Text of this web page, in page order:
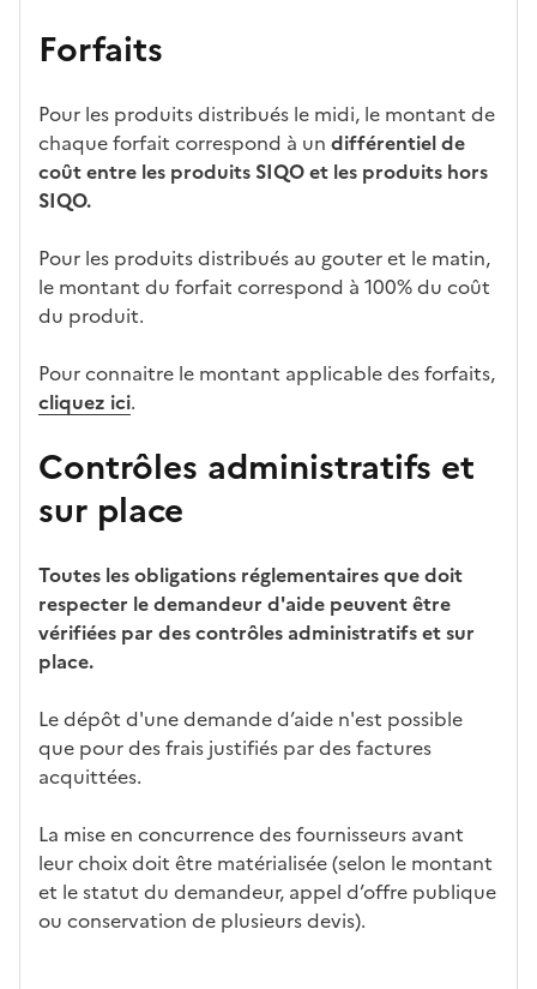
Forfaits
Pour les produits distribués le midi, le montant de
chaque forfait correspond à un différentiel de
coût entre les produits SIQO et les produits hors
SIQO.
Pour les produits distribués au gouter et le matin,
le montant du forfait correspond à 100% du coût
du produit.
Pour connaitre le montant applicable des forfaits,
cliquez ici.
Contrôles administratifs et
sur place
Toutes les obligations réglementaires que doit
respecter le demandeur d'aide peuvent être
vérifiées par des contrôles administratifs et sur
place.
Le dépôt d'une demande d’aide n'est possible
que pour des frais justifiés par des factures
acquittées.
La mise en concurrence des fournisseurs avant
leur choix doit être matérialisée (selon le montant
et le statut du demandeur, appel d’offre publique
ou conservation de plusieurs devis).